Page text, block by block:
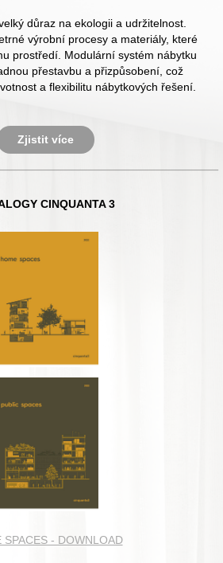
důraz na ekologii a udržitelnost.
výrobní procesy a materiály, které
prostředí. Modulární systém nábytku
přestavbu a přizpůsobení, což
a flexibilitu nábytkových řešení.
Zjistit více
CINQUANTA 3
SPACES - DOWNLOAD